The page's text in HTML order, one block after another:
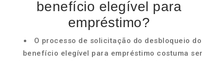
benefício elegível para
empréstimo?
O processo de solicitação do desbloqueio do
benefício elegível para empréstimo costuma ser